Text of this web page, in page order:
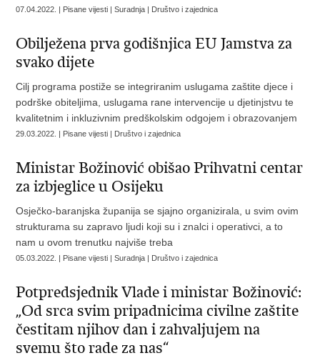
07.04.2022. | Pisane vijesti | Suradnja | Društvo i zajednica
Obilježena prva godišnjica EU Jamstva za
svako dijete
Cilj programa postiže se integriranim uslugama zaštite djece i
podrške obiteljima, uslugama rane intervencije u djetinjstvu te
kvalitetnim i inkluzivnim predškolskim odgojem i obrazovanjem
29.03.2022. | Pisane vijesti | Društvo i zajednica
Ministar Božinović obišao Prihvatni centar
za izbjeglice u Osijeku
Osječko-baranjska županija se sjajno organizirala, u svim ovim
strukturama su zapravo ljudi koji su i znalci i operativci, a to
nam u ovom trenutku najviše treba
05.03.2022. | Pisane vijesti | Suradnja | Društvo i zajednica
Potpredsjednik Vlade i ministar Božinović:
„Od srca svim pripadnicima civilne zaštite
čestitam njihov dan i zahvaljujem na
svemu što rade za nas“